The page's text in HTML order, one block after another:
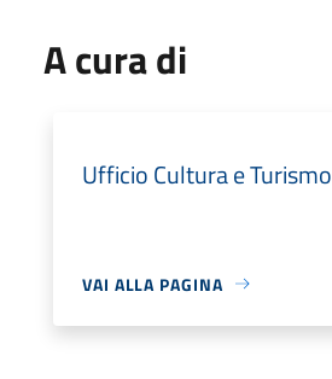
A cura di
Ufficio Cultura e Turismo
VAI ALLA PAGINA